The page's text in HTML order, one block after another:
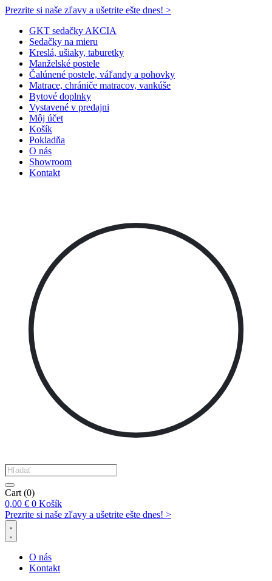
Prezrite si naše zľavy a ušetrite ešte dnes! >​
GKT sedačky AKCIA
Sedačky na mieru
Kreslá, ušiaky, taburetky
Manželské postele
Čalúnené postele, váľandy a pohovky
Matrace, chrániče matracov, vankúše
Bytové doplnky
Vystavené v predajni
Môj účet
Košík
Pokladňa
O nás
Showroom
Kontakt
Products
search
Cart (0)
0,00 € 0 Košík
Prezrite si naše zľavy a ušetrite ešte dnes! >​
O nás
Kontakt